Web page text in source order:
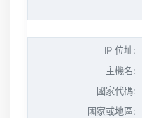
IP 位址:
主機名:
國家代碼:
國家或地區: